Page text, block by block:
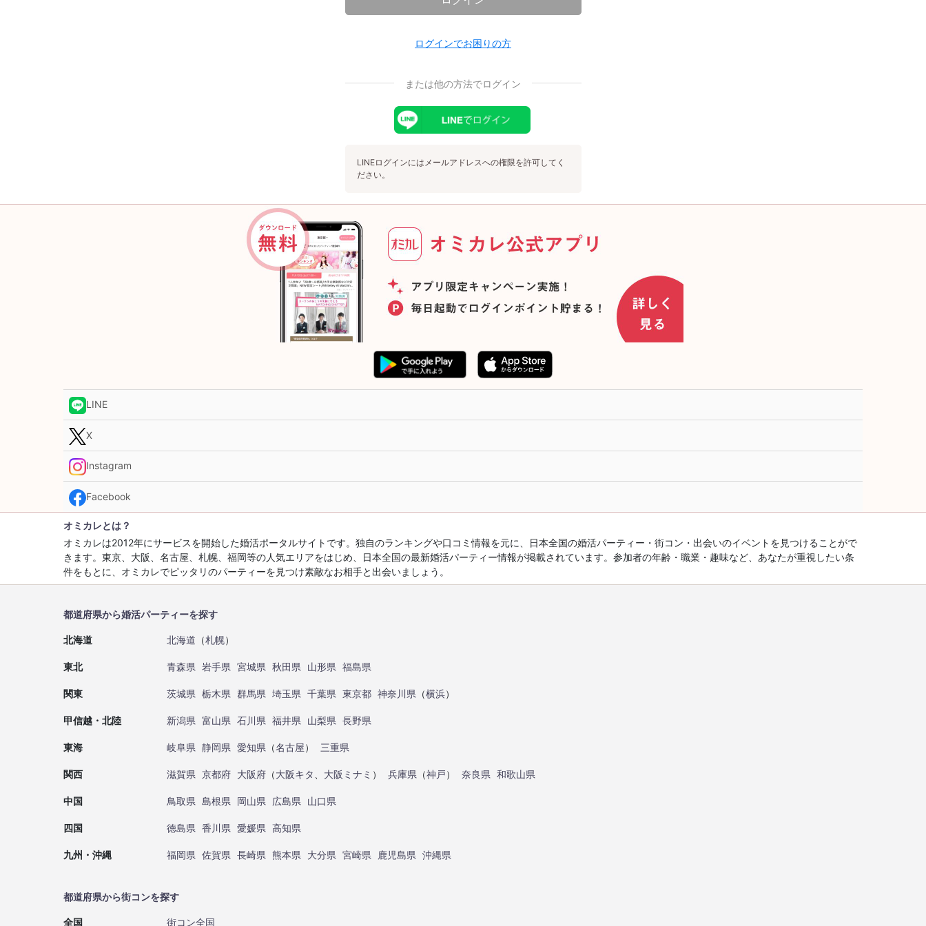
ログインでお困りの方
または他の方法でログイン
LINEログインにはメールアドレスへの権限を許可してく
ださい。
LINE
X
Instagram
Facebook
オミカレとは？
オミカレは2012年にサービスを開始した婚活ポータルサイトです。独自のランキングや口コミ情報を元に、日本全国の婚活パーティー・街コン・出会いのイベントを見つけることがで
きます。東京、大阪、名古屋、札幌、福岡等の人気エリアをはじめ、日本全国の最新婚活パーティー情報が掲載されています。参加者の年齢・職業・趣味など、あなたが重視したい条
件をもとに、オミカレでピッタリのパーティーを見つけ素敵なお相手と出会いましょう。
都道府県から婚活パーティーを探す
北海道 北海道 （札幌）
東北 青森県 岩手県 宮城県 秋田県 山形県 福島県
関東 茨城県 栃木県 群馬県 埼玉県 千葉県 東京都 神奈川県 （横浜）
甲信越・北陸 新潟県 富山県 石川県 福井県 山梨県 長野県
東海 岐阜県 静岡県 愛知県 （名古屋） 三重県
関西 滋賀県 京都府 大阪府 （大阪キタ 大阪ミナミ ） 兵庫県 （神戸） 奈良県 和歌山県
中国 鳥取県 島根県 岡山県 広島県 山口県
四国 徳島県 香川県 愛媛県 高知県
九州・沖縄 福岡県 佐賀県 長崎県 熊本県 大分県 宮崎県 鹿児島県 沖縄県
都道府県から街コンを探す
全国 街コン全国